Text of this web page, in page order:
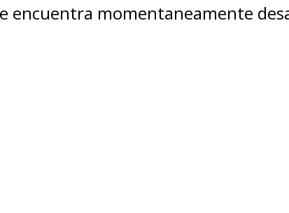
encuentra momentaneamente